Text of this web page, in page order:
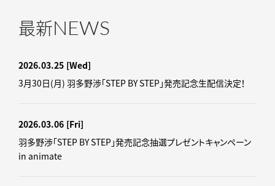
最新NEWS
2026.03.25 [Wed]
3月30日(月) 羽多野渉「STEP BY STEP」発売記念生配信決定！
2026.03.06 [Fri]
羽多野渉「STEP BY STEP」発売記念抽選プレゼントキャンペーン
in animate